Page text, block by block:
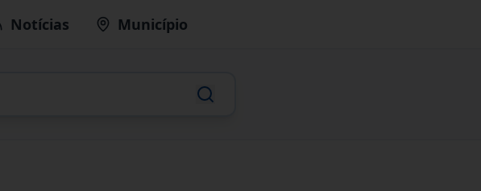
Notícias Município